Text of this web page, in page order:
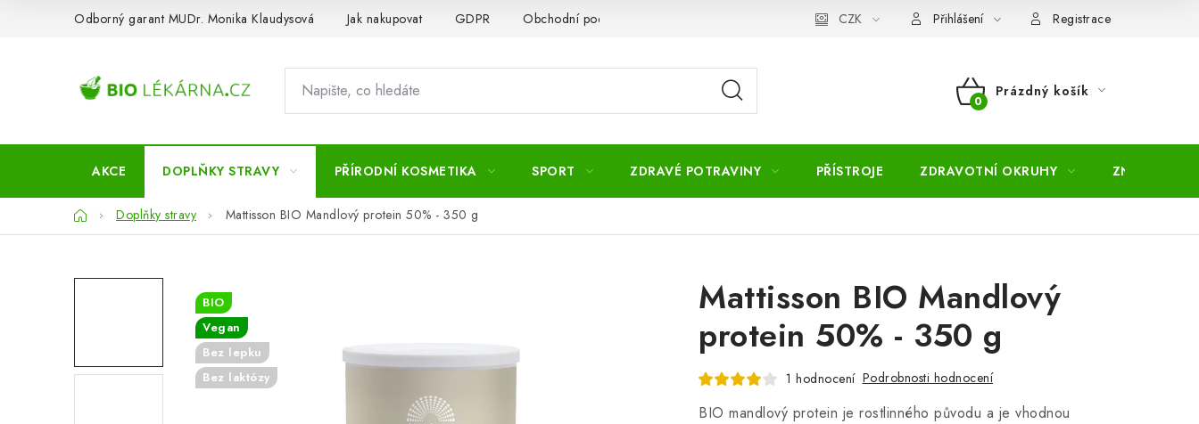
Odborný garant MUDr. Monika Klaudysová Jak nakupovat GDPR Obchodní podmínky Slovník pojmů Moje objednávka Mapa serveru
CZK Přihlášení Registrace
NÁKUPNÍ
Prázdný košík
AKCE DOPLŇKY STRAVY PŘÍRODNÍ KOSMETIKA SPORT ZDRAVÉ POTRAVINY PŘÍSTROJE ZDRAVOTNÍ OKRUHY ZNAČKY
DomůDoplňky stravy Mattisson BIO Mandlový protein 50% - 350 g
Mattisson BIO Mandlový
protein 50% - 350 g
1 hodnocení Podrobnosti hodnocení
BIO mandlový protein je rostlinného původu a je vhodnou
BIO
Vegan
Bez lepku
Bez laktózy